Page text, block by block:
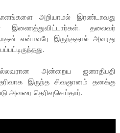
அறியாமல் இரண்டாவது
இணைத்துவிட்டார்கள். தலைவர்
என்பவரே இருந்ததால் அவரது
அன்றைய ஜனாதிபதி
இருந்த சிவஞானம் தனக்கு
அவரை தெரிவுசெய்தார்.